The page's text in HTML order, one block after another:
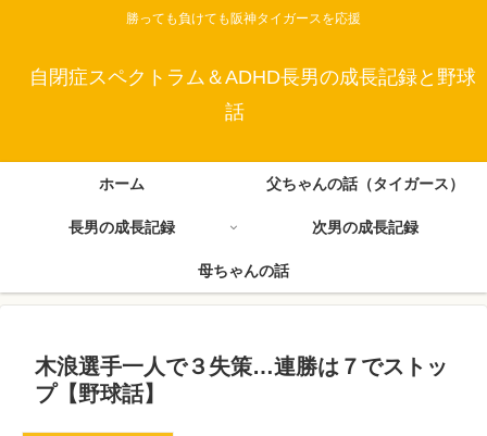
勝っても負けても阪神タイガースを応援
自閉症スペクトラム＆ADHD長男の成長記録と野球
話
ホーム 父ちゃんの話（タイガース）
長男の成長記録 次男の成長記録
母ちゃんの話
木浪選手一人で３失策…連勝は７でストッ
プ【野球話】